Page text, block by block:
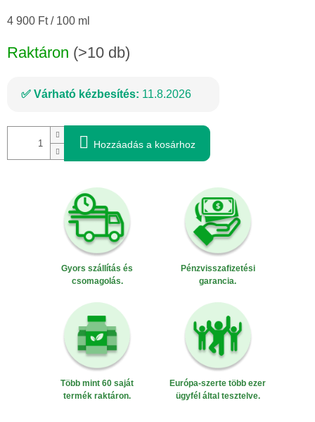
Egységár:
4 900 Ft / 100 ml
Raktáron (>10 db)
Várható kézbesítés: 11.8.2026
Hozzáadás a kosárhoz
Gyors szállítás és
csomagolás.
Pénzvisszafizetési
garancia.
Több mint 60 saját
termék raktáron.
Európa-szerte több ezer
ügyfél által tesztelve.